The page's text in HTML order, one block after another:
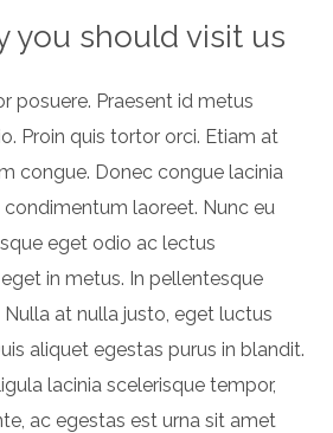
you should visit us
posuere. Praesent id metus
Proin quis tortor orci. Etiam at
congue. Donec congue lacinia
laoreet. Nunc eu
eget odio ac lectus
in metus. In pellentesque
at nulla justo, eget luctus
aliquet egestas purus in blandit.
lacinia scelerisque tempor,
ac egestas est urna sit amet